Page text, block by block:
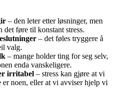
– den leter etter løsninger, men
føre til konstant stress.
– det føles tryggere å
valg.
– mange holder ting for seg selv,
enda vanskeligere.
irritabel – stress kan gjøre at vi
er noen, eller at vi avviser hjelp vi